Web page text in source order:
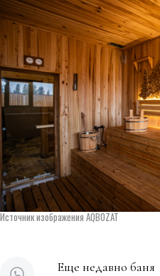
Источник изображения AQBOZAT
Еще недавно баня